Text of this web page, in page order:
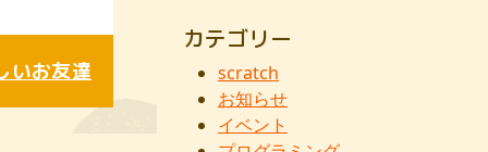
いお友達
カテゴリー
scratch
お知らせ
イベント